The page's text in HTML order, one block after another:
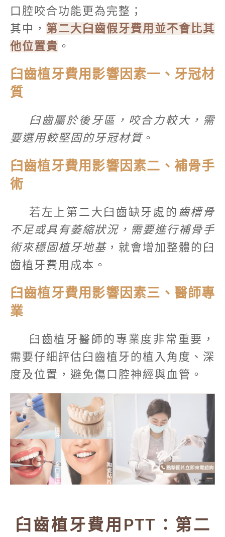
口腔咬合功能更為完整；
其中， 第二大臼齒假牙費用並不會比其
他位置貴 。
臼齒植牙費用影響因素一、牙冠材
質
臼齒屬於後牙區，咬合力較大，需
要選用較堅固的牙冠材質。
臼齒植牙費用影響因素二、補骨手
術
若左上第二大臼齒缺牙處的 齒槽骨
不足或具有萎縮狀況，需要進行補骨手
術來穩固植牙地基 ，就會增加整體的臼
齒植牙費用成本。
臼齒植牙費用影響因素三、醫師專
業
臼齒植牙醫師的專業度非常重要，
需要仔細評估臼齒植牙的植入角度、深
度及位置，避免傷口腔神經與血管。
臼齒植牙費用PTT：第二